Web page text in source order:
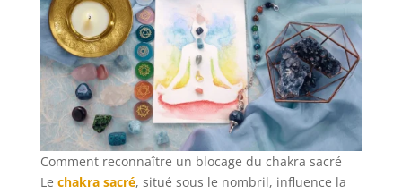
Comment reconnaître un blocage du chakra sacré
Le chakra sacré, situé sous le nombril, influence la